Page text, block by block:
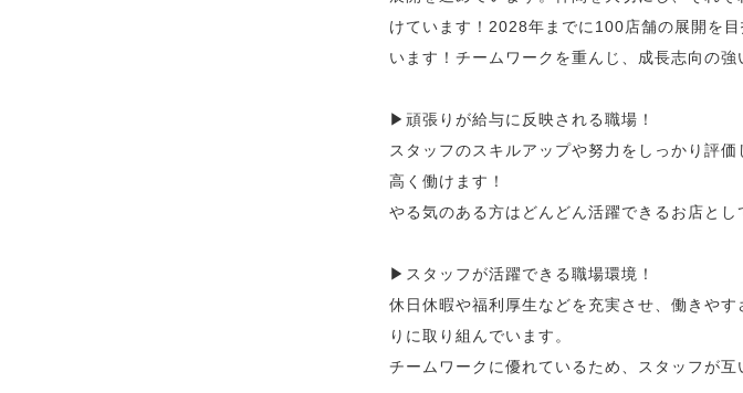
けています！2028年までに100店舗の展開を
います！チームワークを重んじ、成長志向の強
▶︎頑張りが給与に反映される職場！
スタッフのスキルアップや努力をしっかり評
高く働けます！
やる気のある方はどんどん活躍できるお店とし
▶︎スタッフが活躍できる職場環境！
休日休暇や福利厚生などを充実させ、働きや
りに取り組んでいます。
チームワークに優れているため、スタッフが